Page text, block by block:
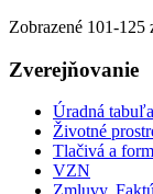
Zobrazené 101-125
Zverejňovanie
Úradná tabuľa
Životné
Tlačivá a
VZN